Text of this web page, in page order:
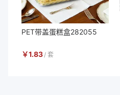
PET带盖蛋糕盒282055
￥1.83 / 套